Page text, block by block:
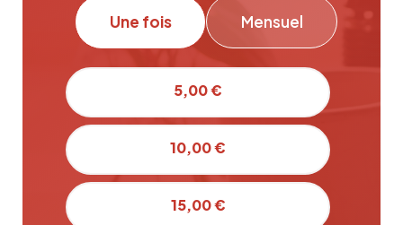
Une fois Mensuel
5,00 €
10,00 €
15,00 €